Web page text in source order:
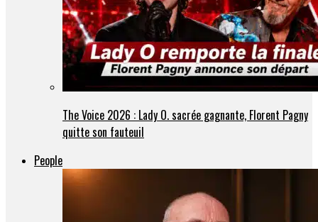
The Voice 2026 : Lady O. sacrée gagnante, Florent Pagny
quitte son fauteuil
People